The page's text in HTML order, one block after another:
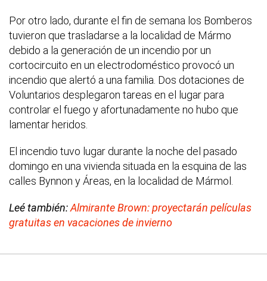
Por otro lado, durante el fin de semana los Bomberos
tuvieron que trasladarse a la localidad de Mármo
debido a la generación de un incendio por un
cortocircuito en un electrodoméstico provocó un
incendio que alertó a una familia. Dos dotaciones de
Voluntarios desplegaron tareas en el lugar para
controlar el fuego y afortunadamente no hubo que
lamentar heridos.
El incendio tuvo lugar durante la noche del pasado
domingo en una vivienda situada en la esquina de las
calles Bynnon y Áreas, en la localidad de Mármol.
Leé también:Almirante Brown: proyectarán películas
gratuitas en vacaciones de invierno